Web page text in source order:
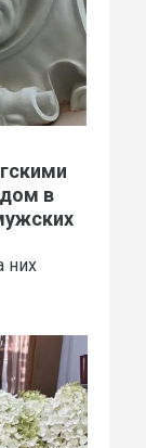
в
них